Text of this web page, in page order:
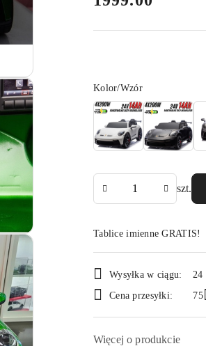
Wariant
Kolor/Wzór
szt.
Tablice imienne GRATIS!
Dostępność
i
Wysyłka w ciągu:
24
Cena przesyłki:
75
Więcej o produkcie